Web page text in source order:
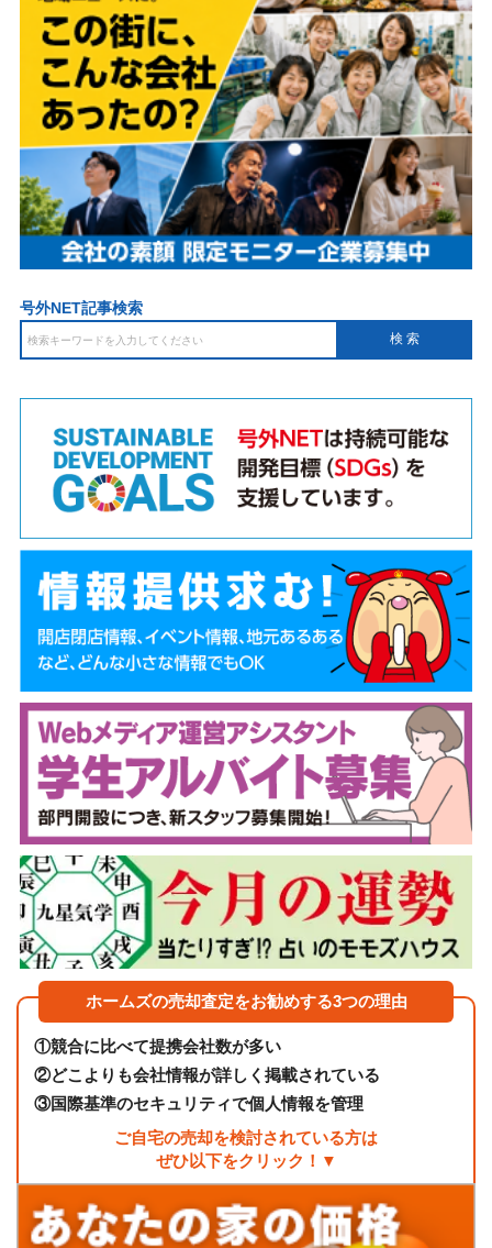
号外NET記事検索
ホームズの売却査定をお勧めする3つの理由
①競合に比べて提携会社数が多い
②どこよりも会社情報が詳しく掲載されている
③国際基準のセキュリティで個人情報を管理
ご自宅の売却を検討されている方は
ぜひ以下をクリック！▼